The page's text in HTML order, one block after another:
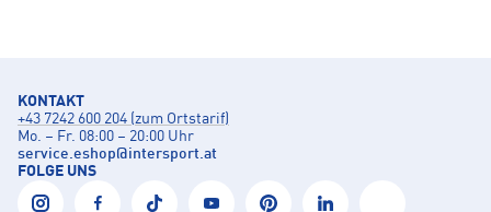
KONTAKT
+43 7242 600 204 (zum Ortstarif)
Mo. – Fr. 08:00 – 20:00 Uhr
service.eshop@intersport.at
FOLGE UNS